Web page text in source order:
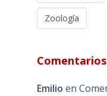
Zoología
Emilio en